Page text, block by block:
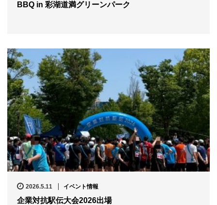
BBQ in 彩湖道満グリーンパーク
2026.5.11 イベント情報
企業対抗駅伝大会2026出場